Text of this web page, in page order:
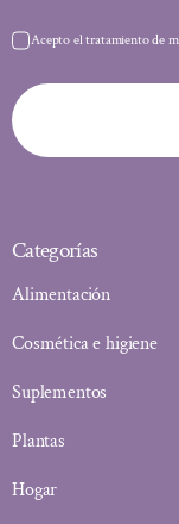
Acepto el tratamiento de
Categorías
Alimentación
Cosmética e higiene
Suplementos
Plantas
Hogar